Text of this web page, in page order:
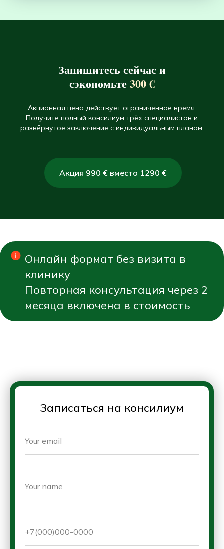
Запишитесь сейчас и
сэкономьте300 €
Акционная цена действует ограниченное время.
Получите полный консилиум трёх специалистов и
развёрнутое заключение с индивидуальным планом.
Акция 990 € вместо 1290 €
Онлайн формат без визита в
клинику
Повторная консультация через 2
месяца включена в стоимость
Записаться на консилиум